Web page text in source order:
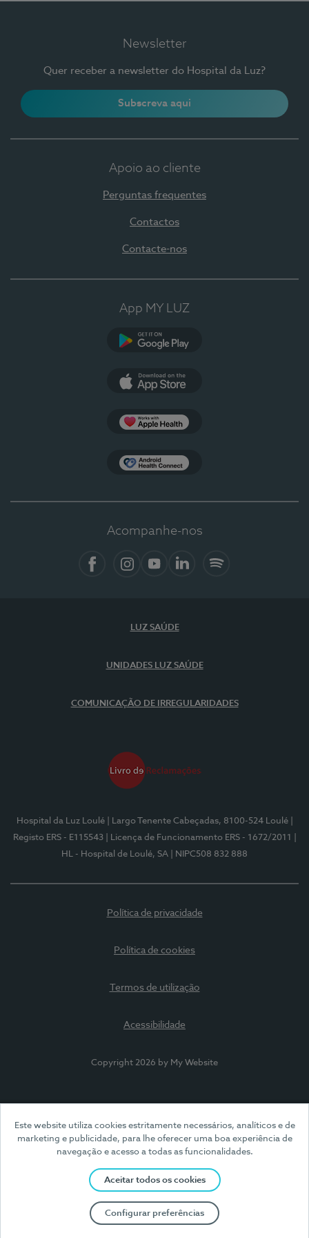
Este website utiliza cookies estritamente necessários, analíticos e de
marketing e publicidade, para lhe oferecer uma boa experiência de
navegação e acesso a todas as funcionalidades.
Aceitar todos os cookies
Configurar preferências
Newsletter
Quer receber a newsletter do Hospital da Luz?
Subscreva aqui
Apoio ao cliente
Perguntas frequentes
Contactos
Contacte-nos
App MY LUZ
Acompanhe-nos
LUZ SAÚDE
UNIDADES LUZ SAÚDE
COMUNICAÇÃO DE IRREGULARIDADES
Hospital da Luz Loulé | Largo Tenente Cabeçadas, 8100-524 Loulé
Registo ERS - E115543
| Licença de Funcionamento ERS - 1672/2011
HL - Hospital de Loulé, SA
| NIPC508 832 888
Política de privacidade
Política de cookies
Termos de utilização
Acessibilidade
Copyright 2026 by My Website